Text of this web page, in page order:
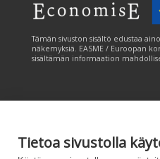
Tietoa sivustolla
Tämän sivuston sisältö edustaa
näkemyksiä. EASME / Euroopan
sisältämän informaation